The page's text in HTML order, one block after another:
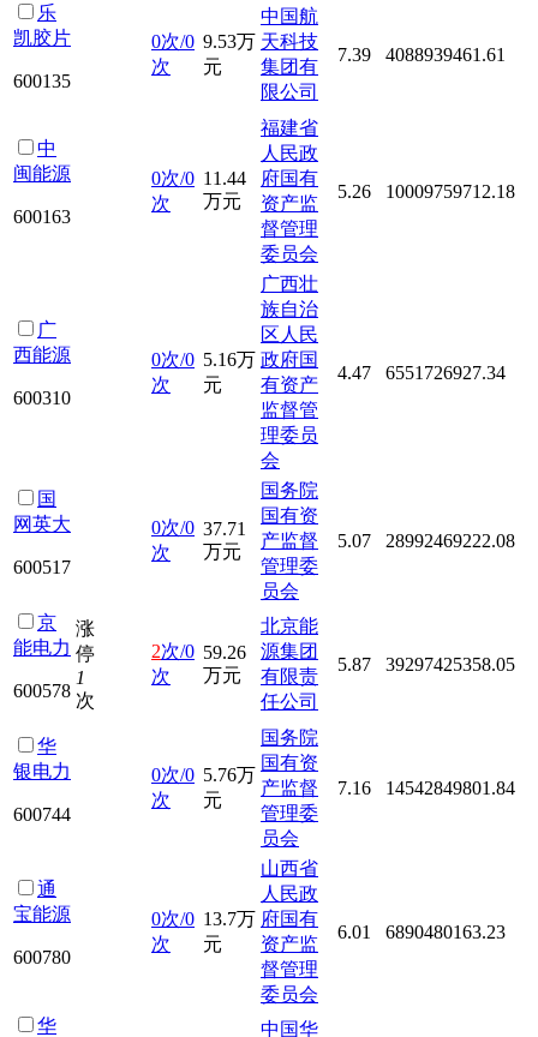
乐
凯胶片
600135
0次/0
次
9.53万
元
中国航
天科技
集团有
限公司
7.39 4088939461.61
中
闽能源
600163
0次/0
次
11.44
万元
福建省
人民政
府国有
资产监
督管理
委员会
5.26 10009759712.18
广
西能源
600310
0次/0
次
5.16万
元
广西壮
族自治
区人民
政府国
有资产
监督管
理委员
会
4.47 6551726927.34
国
网英大
600517
0次/0
次
37.71
万元
国务院
国有资
产监督
管理委
员会
5.07 28992469222.08
京
能电力
600578
涨
停
1
次
2次/0
次
59.26
万元
北京能
源集团
有限责
任公司
5.87 39297425358.05
华
银电力
600744
0次/0
次
5.76万
元
国务院
国有资
产监督
管理委
员会
7.16 14542849801.84
通
宝能源
600780
0次/0
次
13.7万
元
山西省
人民政
府国有
资产监
督管理
委员会
6.01 6890480163.23
华 中国华